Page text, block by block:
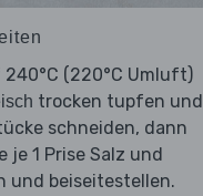
(220°C Umluft)
trocken tupfen und
schneiden, dann
je 1 Prise Salz und
und beiseitestellen.